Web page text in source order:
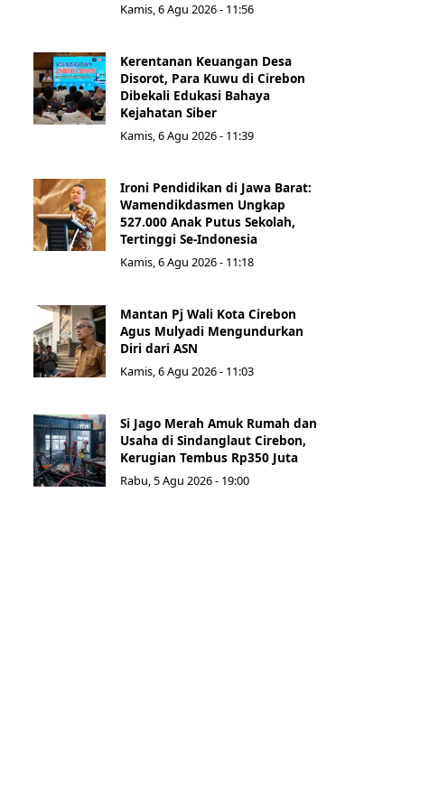
Kamis, 6 Agu 2026 - 11:56
Kerentanan Keuangan Desa
Disorot, Para Kuwu di Cirebon
Dibekali Edukasi Bahaya
Kejahatan Siber
Kamis, 6 Agu 2026 - 11:39
Ironi Pendidikan di Jawa Barat:
Wamendikdasmen Ungkap
527.000 Anak Putus Sekolah,
Tertinggi Se-Indonesia
Kamis, 6 Agu 2026 - 11:18
Mantan Pj Wali Kota Cirebon
Agus Mulyadi Mengundurkan
Diri dari ASN
Kamis, 6 Agu 2026 - 11:03
Si Jago Merah Amuk Rumah dan
Usaha di Sindanglaut Cirebon,
Kerugian Tembus Rp350 Juta
Rabu, 5 Agu 2026 - 19:00